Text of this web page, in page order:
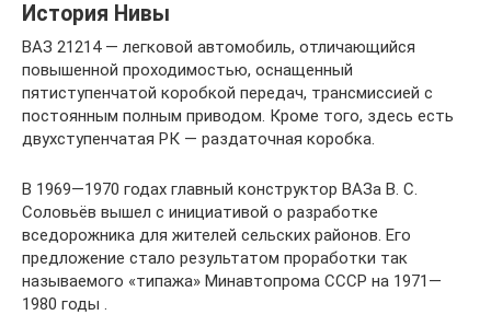
История Нивы
ВАЗ 21214 — легковой автомобиль, отличающийся
повышенной проходимостью, оснащенный
пятиступенчатой коробкой передач, трансмиссией с
постоянным полным приводом. Кроме того, здесь есть
двухступенчатая РК — раздаточная коробка.
В 1969—1970 годах главный конструктор ВАЗа В. С.
Соловьёв вышел с инициативой о разработке
вседорожника для жителей сельских районов. Его
предложение стало результатом проработки так
называемого «типажа» Минавтопрома СССР на 1971—
1980 годы .